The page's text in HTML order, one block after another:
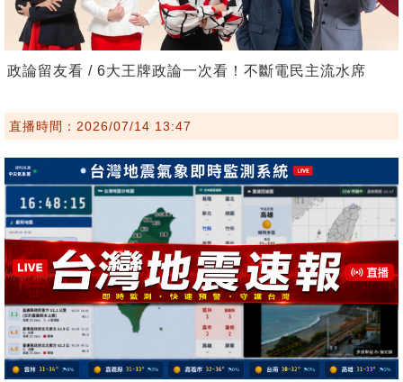
政論留友看 / 6大王牌政論一次看！不斷電民主流水席
直播時間：2026/07/14 13:47